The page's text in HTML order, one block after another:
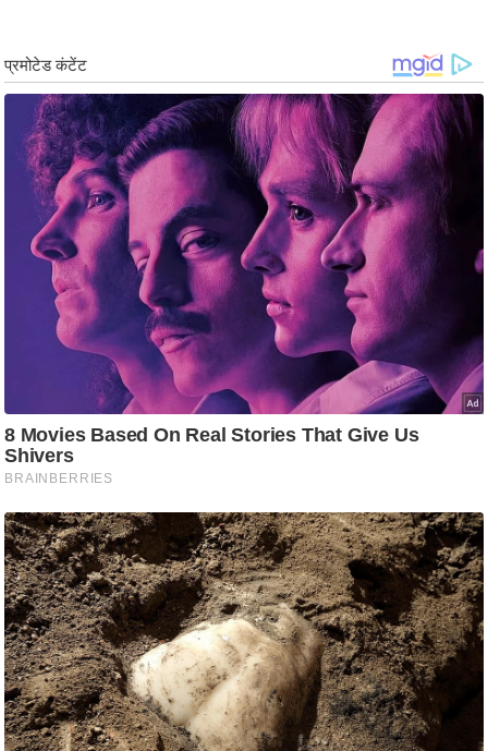
B
e
a
k
n
ला
इ
फ
इ
ल
टे
क्नॉ
लॉ
जी
ब्यू
टी